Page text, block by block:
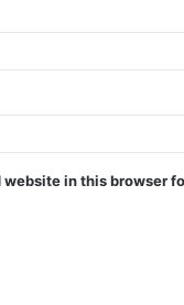
in this browser